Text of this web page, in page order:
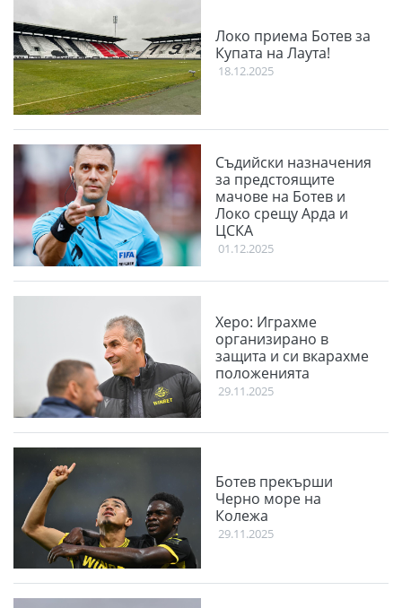
Локо приема Ботев за
Купата на Лаута!
18.12.2025
Съдийски назначения
за предстоящите
мачове на Ботев и
Локо срещу Арда и
ЦСКА
01.12.2025
Херо: Играхме
организирано в
защита и си вкарахме
положенията
29.11.2025
Ботев прекърши
Черно море на
Колежа
29.11.2025